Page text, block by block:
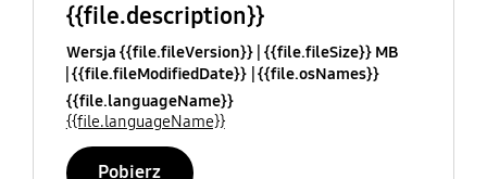
{{file.description}}
Wersja {{file.fileVersion}} {{file.fileSize}} MB
{{file.fileModifiedDate}} {{file.osNames}}
{{file.languageName}}
{{file.languageName}}
Pobierz